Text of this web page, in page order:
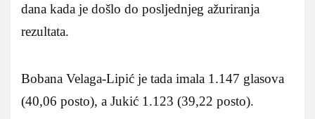
dana kada je došlo do posljednjeg ažuriranja
rezultata.
Bobana Velaga-Lipić je tada imala 1.147 glasova
(40,06 posto), a Jukić 1.123 (39,22 posto).